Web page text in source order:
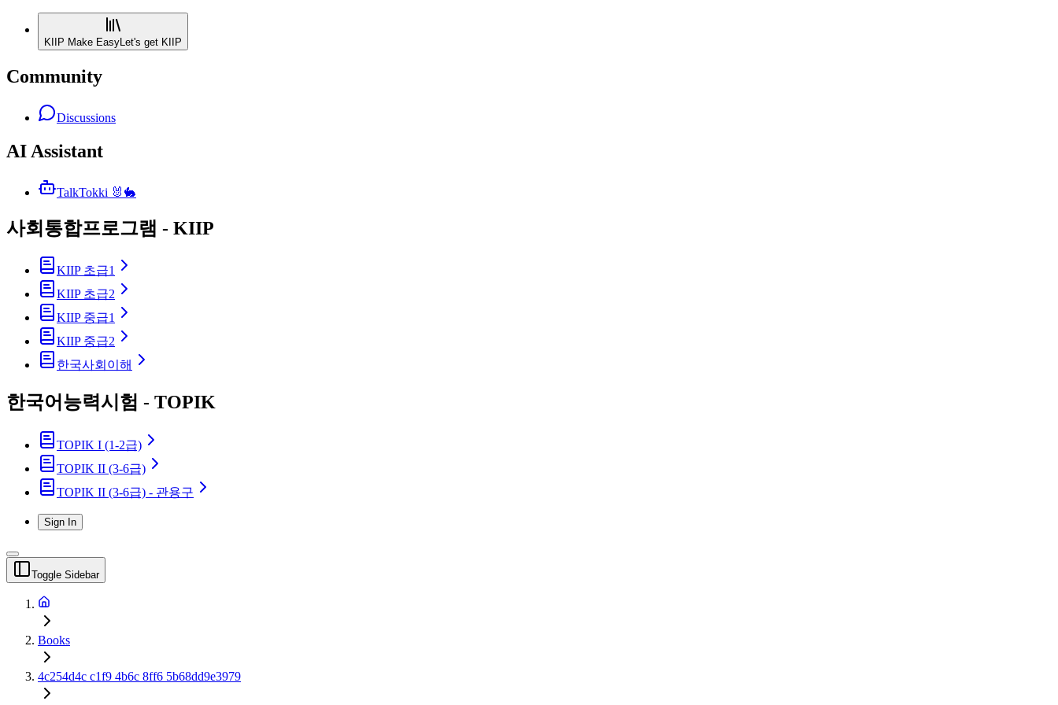
KIIP Make EasyLet's get KIIP
Community
Discussions
AI Assistant
TalkTokki 🐰🐇
사회통합프로그램 - KIIP
KIIP 초급1
KIIP 초급2
KIIP 중급1
KIIP 중급2
한국사회이해
한국어능력시험 - TOPIK
TOPIK I (1-2급)
TOPIK II (3-6급)
TOPIK II (3-6급) - 관용구
Sign In
Toggle Sidebar
Books
4c254d4c c1f9 4b6c 8ff6 5b68dd9e3979